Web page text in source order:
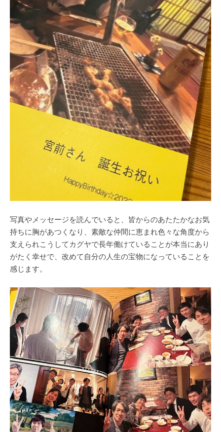
写真やメッセージを読んでいると、皆からのあたたかなお気
持ちに胸があつくなり、素敵な仲間に恵まれ色々な角度から
支えられこうしてカグヤで長年働けていることが本当にあり
がたく幸せで、改めて自分の人生の宝物になっていることを
感じます。